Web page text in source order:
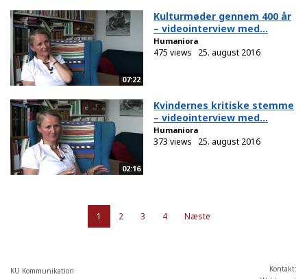
07:22
Kulturmøder gennem 400 år
– videointerview med...
Humaniora
475 views 25. august 2016
02:16
Kvindernes kritiske stemme
– videointerview med...
Humaniora
373 views 25. august 2016
1 2 3 4 Næste
KU Kommunikation
Kontakt: